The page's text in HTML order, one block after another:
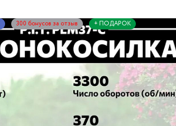
300 бонусов за отзыв + ПОДАРОК